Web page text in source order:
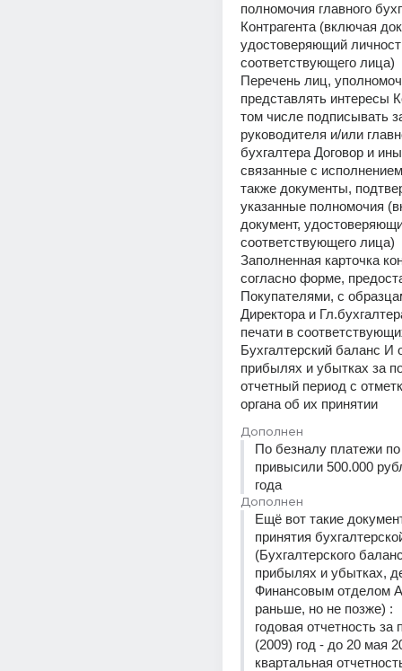
полномочия главного
Контрагента (включая
удостоверяющий
соответствующего лица)
Перечень лиц,
представлять интересы
том числе подписывать
руководителя и/или
бухгалтера Договор и
связанные с
также документы,
указанные полномочия
документ,
соответствующего лица)
Заполненная карточка
согласно форме,
Покупателями, с
Директора и
печати в
Бухгалтерский баланс И
прибылях и убытках за
отчетный период с
органа об их принятии
Дополнен
По безналу платежи по
привысили 500.000
года
Дополнен
Ещё вот такие
принятия
(Бухгалтерского
прибылях и убытках,
Финансовым отделом
раньше, но не позже) :
годовая отчетность
(2009) год - до 20 мая
квартальная